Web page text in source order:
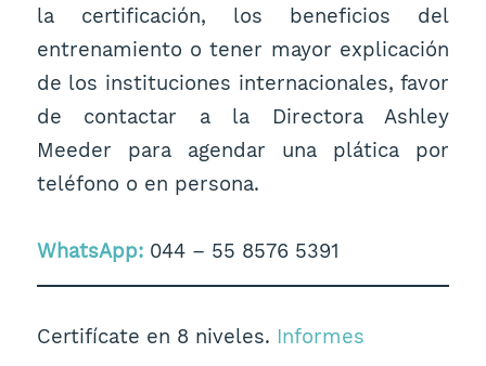
la certificación, los beneficios del
entrenamiento o tener mayor explicación
de los instituciones internacionales, favor
de contactar a la Directora Ashley
Meeder para agendar una plática por
teléfono o en persona.
WhatsApp:044 – 55 8576 5391
Certifícate en 8 niveles. Informes